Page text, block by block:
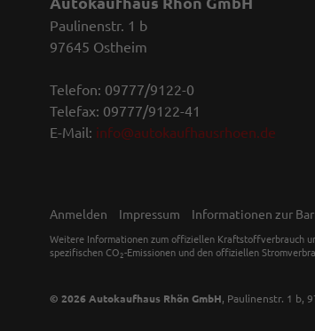
Paulinenstr. 1 b
97645 Ostheim
Telefon: 09777/9122-0
Telefax: 09777/9122-41
E-Mail: info@autokaufhausrhoen.de
Anmelden Impressum Informationen zur
Weitere Informationen zum offiziellen Kraftstoffverbrauch
spezifischen CO 2-Emissionen und den offiziellen
© 2026 Autokaufhaus Rhön GmbH Paulinenstr. 1 b